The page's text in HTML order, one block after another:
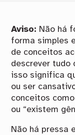
Aviso: Não há
forma simples
de conceitos
descrever tudo
isso significa
ou ser
conceitos
ou “existem
Não há pressa